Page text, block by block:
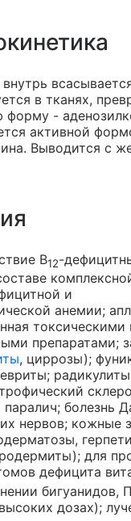
в тканях,
форму -
активной
Выводится с
B12-
и
анемии;
препаратами;
, циррозы);
болезнь
нервов; кожные
для
дефицита
бигуанидов,
дозах);